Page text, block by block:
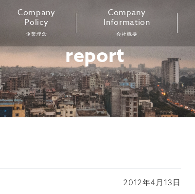
Company
Policy
企業理念
Company
Information
会社概要
report
2012年4月13日